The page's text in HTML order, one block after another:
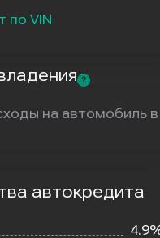
по VIN
на автомобиль в
автокредита